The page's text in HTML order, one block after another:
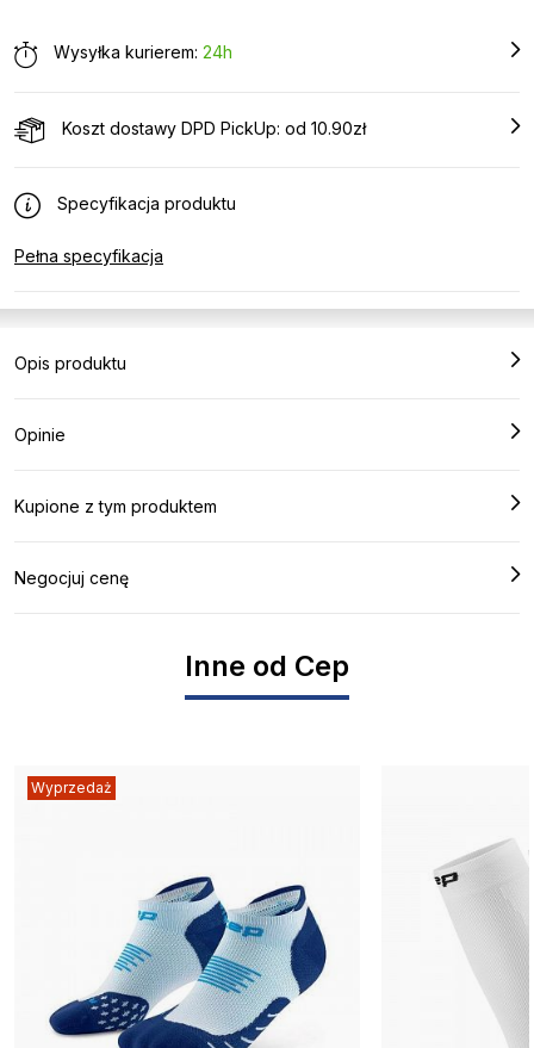
Wysyłka kurierem: 24h
Koszt dostawy DPD PickUp: od 10.90zł
Specyfikacja produktu
Pełna specyfikacja
Opis produktu
Opinie
Kupione z tym produktem
Negocjuj cenę
Inne od Cep
Wyprzedaż